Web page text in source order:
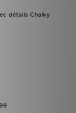
détails Chalky